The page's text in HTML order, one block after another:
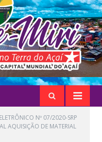
Nº 07/2020-SRP
AQUISIÇÃO DE MATERIAL